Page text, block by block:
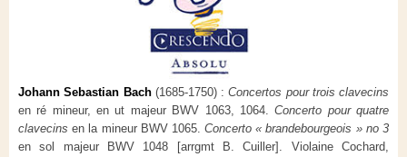
Johann Sebastian Bach(1685-1750) :Concertos pour trois clavecins
en ré mineur, en ut majeur BWV 1063, 1064.Concerto pour quatre
clavecinsen la mineur BWV 1065.Concerto « brandebourgeois » no 3
en sol majeur BWV 1048 [arrgmt B. Cuiller]. Violaine Cochard,